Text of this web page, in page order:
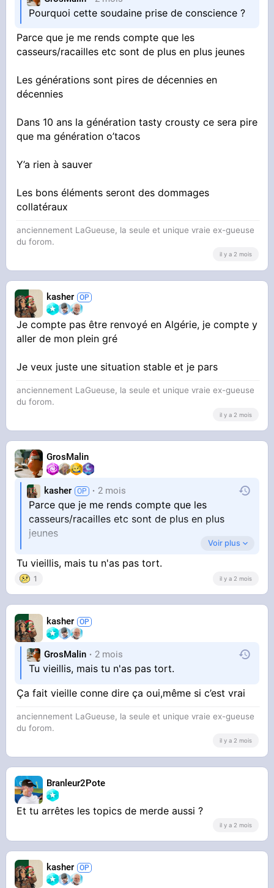
Pourquoi cette soudaine prise de conscience ?
Parce que je me rends compte que les
casseurs/racailles etc sont de plus en plus jeunes
Les générations sont pires de décennies en
décennies
Dans 10 ans la génération tasty crousty ce sera pire
que ma génération o’tacos
Y’a rien à sauver
Les bons éléments seront des dommages
collatéraux
anciennement LaGueuse, la seule et unique vraie ex-gueuse
du forom.
il y a 2 mois
kasher
Je compte pas être renvoyé en Algérie, je compte y
aller de mon plein gré
Je veux juste une situation stable et je pars
anciennement LaGueuse, la seule et unique vraie ex-gueuse
du forom.
il y a 2 mois
GrosMalin
kasher 2 mois
Parce que je me rends compte que les
casseurs/racailles etc sont de plus en plus
jeunes
Les générations sont pires de décennies en
décennies
Dans 10 ans la génération tasty crousty ce sera
pire que ma génération o’tacos
Y’a rien à sauver
Les bons éléments seront des dommages
collatéraux
Voir plus
Tu vieillis, mais tu n'as pas tort.
1 il y a 2 mois
kasher
GrosMalin 2 mois
Tu vieillis, mais tu n'as pas tort.
Ça fait vieille conne dire ça oui,même si c’est vrai
anciennement LaGueuse, la seule et unique vraie ex-gueuse
du forom.
il y a 2 mois
Branleur2Pote
Et tu arrêtes les topics de merde aussi ?
il y a 2 mois
kasher